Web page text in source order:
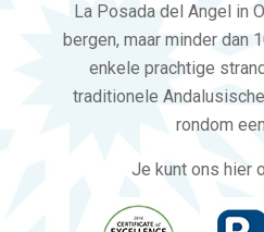
La Posada del Angel in
bergen, maar minder dan
enkele prachtige
traditionele
rondom
Je kunt ons hier